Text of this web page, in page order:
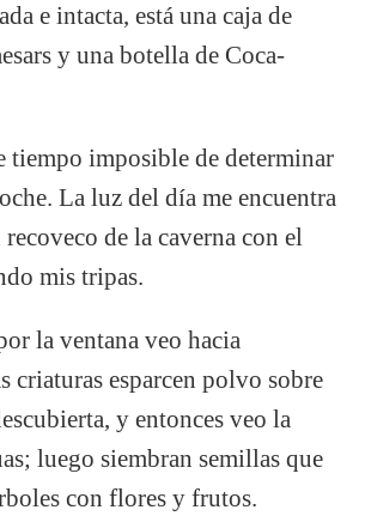
e intacta, está una caja de
y una botella de Coca-
tiempo imposible de determinar
La luz del día me encuentra
de la caverna con el
mis tripas.
la ventana veo hacia
criaturas esparcen polvo sobre
y entonces veo la
luego siembran semillas que
con flores y frutos.